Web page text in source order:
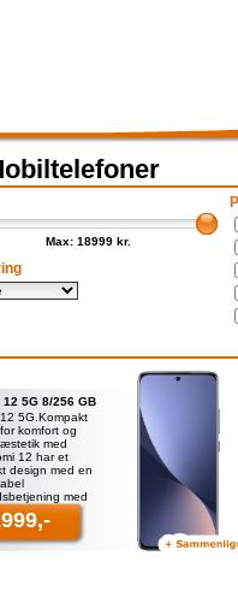
Max: 18999 kr.
5G 8/256 GB
5G.Kompakt
komfort og
med
12 har et
design med en
med
Og